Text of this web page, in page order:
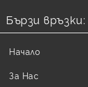
Бързи връзки:
Начало
За Нас